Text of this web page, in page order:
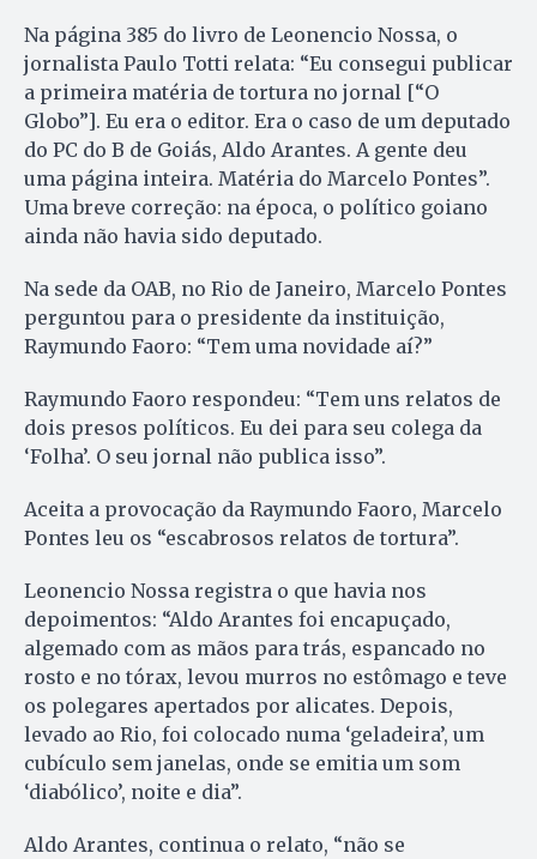
Na página 385 do livro de Leonencio Nossa, o
jornalista Paulo Totti relata: “Eu consegui publicar
a primeira matéria de tortura no jornal [“O
Globo”]. Eu era o editor. Era o caso de um deputado
do PC do B de Goiás, Aldo Arantes. A gente deu
uma página inteira. Matéria do Marcelo Pontes”.
Uma breve correção: na época, o político goiano
ainda não havia sido deputado.
Na sede da OAB, no Rio de Janeiro, Marcelo Pontes
perguntou para o presidente da instituição,
Raymundo Faoro: “Tem uma novidade aí?”
Raymundo Faoro respondeu: “Tem uns relatos de
dois presos políticos. Eu dei para seu colega da
‘Folha’. O seu jornal não publica isso”.
Aceita a provocação da Raymundo Faoro, Marcelo
Pontes leu os “escabrosos relatos de tortura”.
Leonencio Nossa registra o que havia nos
depoimentos: “Aldo Arantes foi encapuçado,
algemado com as mãos para trás, espancado no
rosto e no tórax, levou murros no estômago e teve
os polegares apertados por alicates. Depois,
levado ao Rio, foi colocado numa ‘geladeira’, um
cubículo sem janelas, onde se emitia um som
‘diabólico’, noite e dia”.
Aldo Arantes, continua o relato, “não se